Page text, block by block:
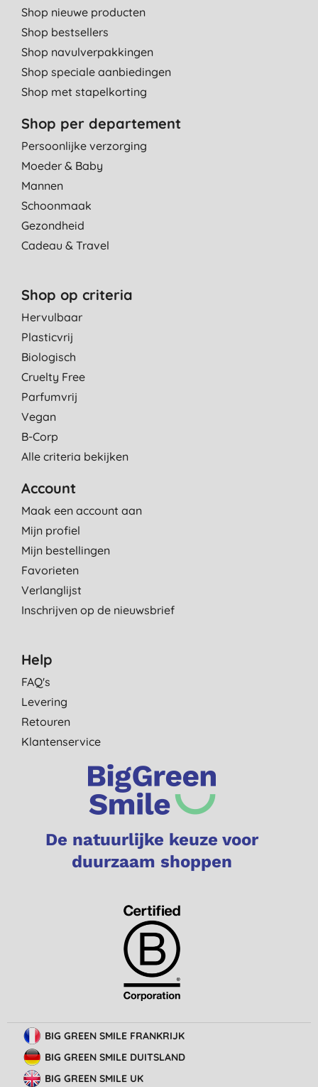
Shop nieuwe producten
Shop bestsellers
Shop navulverpakkingen
Shop speciale aanbiedingen
Shop met stapelkorting
Shop per departement
Persoonlijke verzorging
Moeder & Baby
Mannen
Schoonmaak
Gezondheid
Cadeau & Travel
Shop op criteria
Hervulbaar
Plasticvrij
Biologisch
Cruelty Free
Parfumvrij
Vegan
B-Corp
Alle criteria bekijken
Account
Maak een account aan
Mijn profiel
Mijn bestellingen
Favorieten
Verlanglijst
Inschrijven op de nieuwsbrief
Help
FAQ's
Levering
Retouren
Klantenservice
De natuurlijke keuze voor
duurzaam shoppen
BIG GREEN SMILE FRANKRIJK
BIG GREEN SMILE DUITSLAND
BIG GREEN SMILE UK